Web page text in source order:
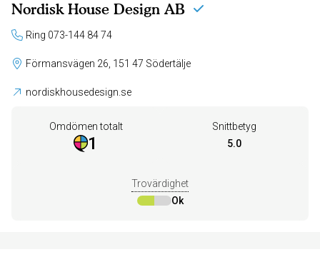
Nordisk House Design AB
Ring 073-144 84 74
Förmansvägen 26, 151 47 Södertälje
nordiskhousedesign.se
Omdömen totalt
1
Snittbetyg
5.0
Trovärdighet
Ok